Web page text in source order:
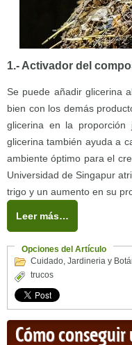
1.- Activador del
Se puede añadir glicerina
bien con los demás
glicerina en la
glicerina también ayuda a
ambiente óptimo para el
Universidad de Singapur
trigo y un aumento en su
Leer más…
Opciones del Artículo
Cuidado, Jardineria y
trucos
Cómo conseguir